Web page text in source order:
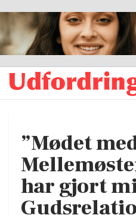
”Mødet
har gjort